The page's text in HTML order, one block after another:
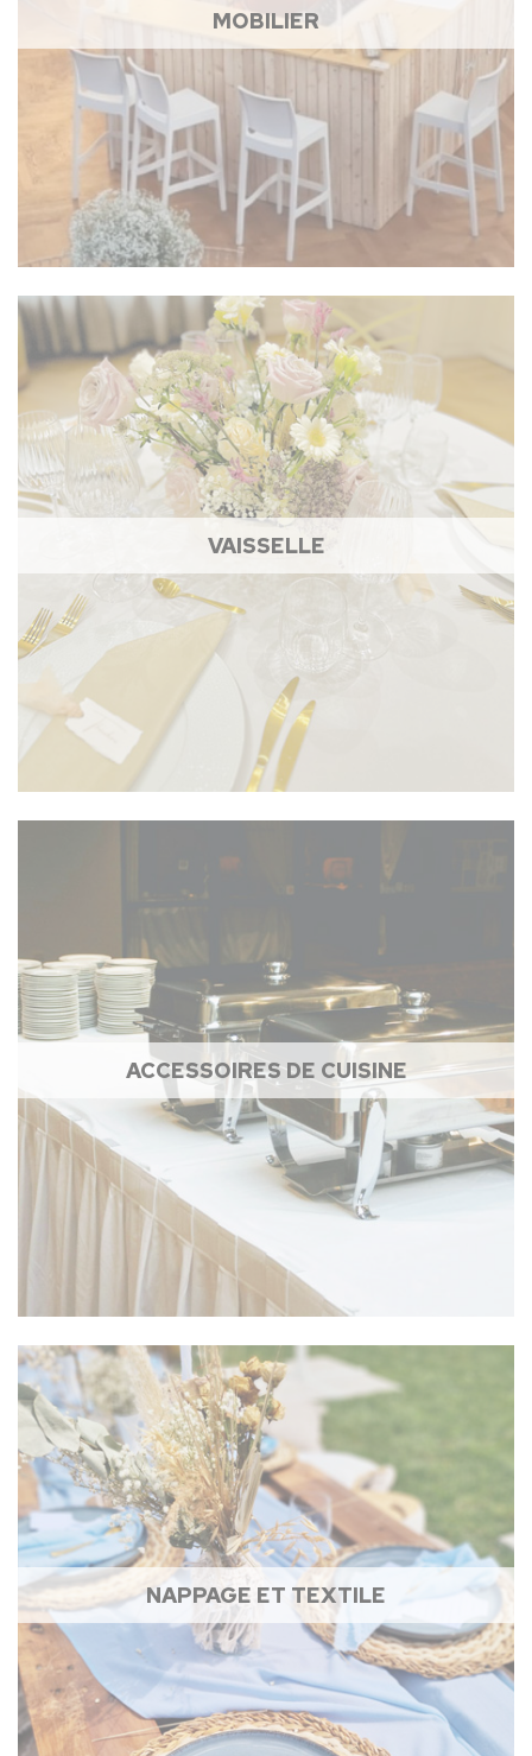
MOBILIER
VAISSELLE
ACCESSOIRES DE CUISINE
NAPPAGE ET TEXTILE